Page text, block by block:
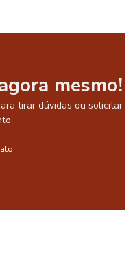
mesmo!
tirar dúvidas ou solicitar